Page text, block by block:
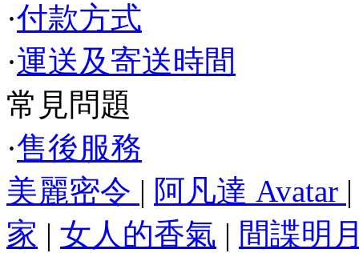
·付款方式
·運送及寄送時間
常見問題
·售後服務
美麗密令 | 阿凡達 Avatar
家 | 女人的香氣 | 間諜明